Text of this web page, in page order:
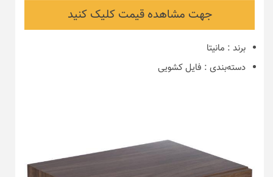
جهت مشاهده قیمت کلیک کنید
برند : مانیتا
دسته‌بندی : فایل کشویی